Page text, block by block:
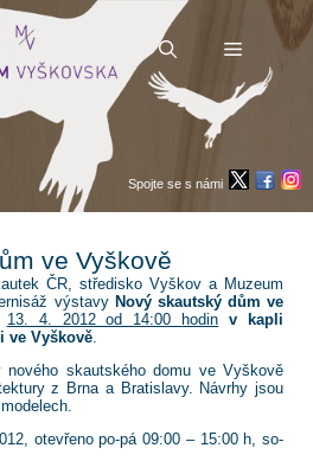
Menu
Spojte se s námi
ve Vyškově
ČR, středisko Vyškov a Muzeum
výstavy Nový skautský dům ve
13. 4. 2012 od 14:00 hodin
v kapli
ve Vyškově.
skautského domu ve Vyškově
z Brna a Bratislavy. Návrhy jsou
otevřeno po-pá 09:00 – 15:00 h, so-